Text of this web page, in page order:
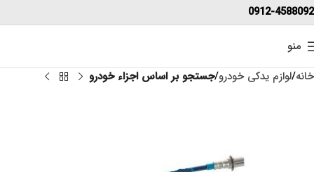
0912-4588092
منو
خانه لوازم یدکی خودرو جستجو بر اساس اجزاء خودرو